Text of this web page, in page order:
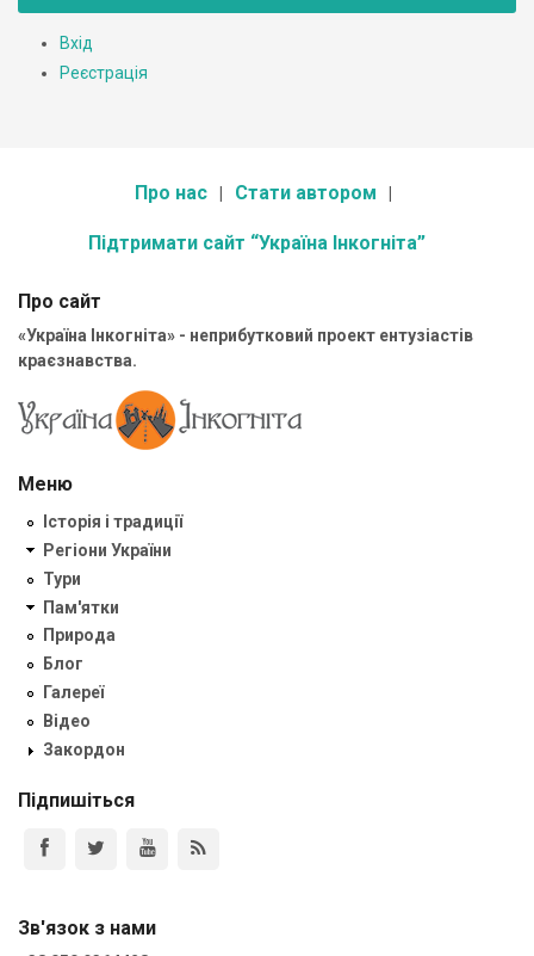
Вхід
Реєстрація
Про нас Стати автором
Підтримати сайт “Україна Інкогніта”
Про сайт
«Україна Інкогніта» - неприбутковий проект ентузіастів
краєзнавства.
Меню
Історія і традиції
Регіони України
Тури
Пам'ятки
Природа
Блог
Галереї
Відео
Закордон
Підпишіться
Зв'язок з нами